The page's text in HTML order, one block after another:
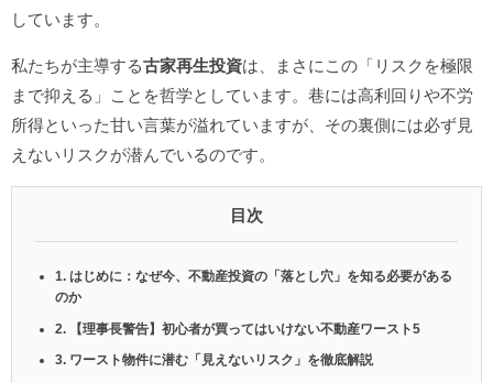
しています。
私たちが主導する古家再生投資は、まさにこの「リスクを極限
まで抑える」ことを哲学としています。巷には高利回りや不労
所得といった甘い言葉が溢れていますが、その裏側には必ず見
えないリスクが潜んでいるのです。
目次
1. はじめに：なぜ今、不動産投資の「落とし穴」を知る必要がある
のか
2. 【理事長警告】初心者が買ってはいけない不動産ワースト5
3. ワースト物件に潜む「見えないリスク」を徹底解説